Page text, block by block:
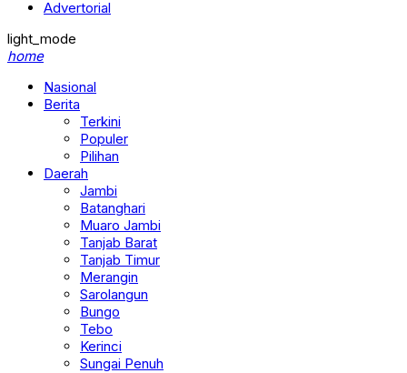
home
Berita
Populer
Pilihan
Daerah
Jambi
Batanghari
Muaro Jambi
Tanjab Barat
Tanjab Timur
Merangin
Sarolangun
Bungo
Tebo
Kerinci
Sungai Penuh
Kanal